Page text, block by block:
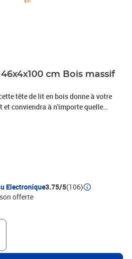
cm Bois massif
tête de lit en bois donne à votre
et conviendra à n'importe quelle
de première qualité : le bois de pin
au matériau son aspect
en bois à lattes : dotée d'un
lattes, cette tête de lit en bois permet
dans toute la pièce et
à toute chambre à coucher.Soutien
vous offre un excellent soutien dorsal
pour lire ou regarder des films. Bon à
exclusivement pour une
lit spécifiques et n'est pas
de lit.Matériau : bois de pin
Electronique3.75/5(106)
offerte